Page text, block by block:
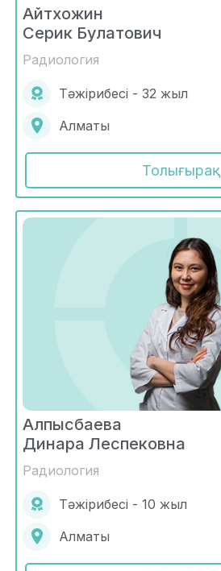
Айтхожин
Серик Булатович
Радиология
Тәжірибесі - 32 жыл
Алматы
Толығырақ
Алпысбаева
Динара Леспековна
Радиология
Тәжірибесі - 10 жыл
Алматы